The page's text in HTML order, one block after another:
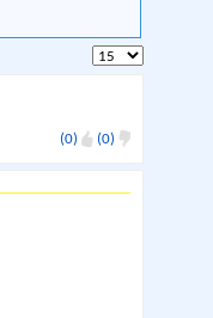
(0) (0)